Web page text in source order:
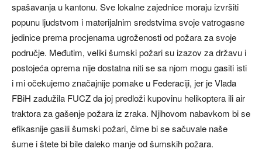
spašavanja u kantonu. Sve lokalne zajednice moraju izvršiti
popunu ljudstvom i materijalnim sredstvima svoje vatrogasne
jedinice prema procjenama ugroženosti od požara za svoje
područje. Međutim, veliki šumski požari su izazov za državu i
postojeća oprema nije dostatna niti se sa njom mogu gasiti isti
i mi očekujemo značajnije pomake u Federaciji, jer je Vlada
FBiH zadužila FUCZ da joj predloži kupovinu helikoptera ili air
traktora za gašenje požara iz zraka. Njihovom nabavkom bi se
efikasnije gasili šumski požari, čime bi se sačuvale naše
šume i štete bi bile daleko manje od šumskih požara.